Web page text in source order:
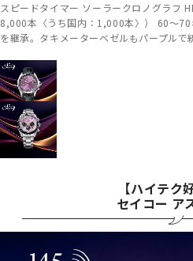
スピードタイマー ソーラークロノグラフ
8,000本〈うち国内：1,000本〉） 60～
を継承。タキメーターベゼルもパープルで
【ハイテク
セイコー ア